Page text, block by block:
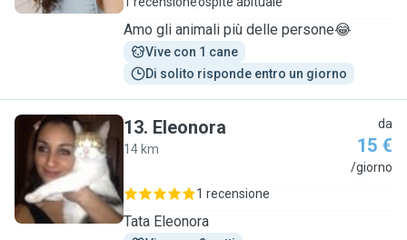
Amo gli animali più delle persone😂
Vive con 1 cane
Di solito risponde entro un giorno
E
13. Eleonora
14 km
da
15 €
/giorno
1 recensione
Tata Eleonora